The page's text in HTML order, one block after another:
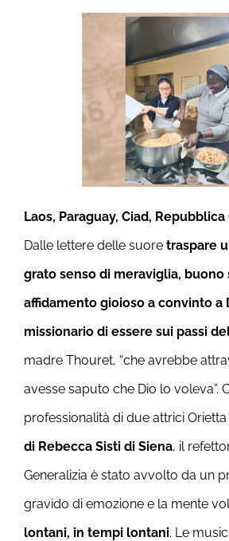
Laos, Paraguay, Ciad,
Dalle lettere delle suoretraspare
grato senso di meraviglia, buono
affidamento gioioso a convinto a
missionario di essere sui passi
madre Thouret, “che avrebbe
avesse saputo che Dio lo voleva”.
professionalità di due attrici Orietta
di Rebecca Sisti di Siena, il
Generalizia è stato avvolto da un
gravido di emozione e la mente
lontani, in tempi lontani. Le